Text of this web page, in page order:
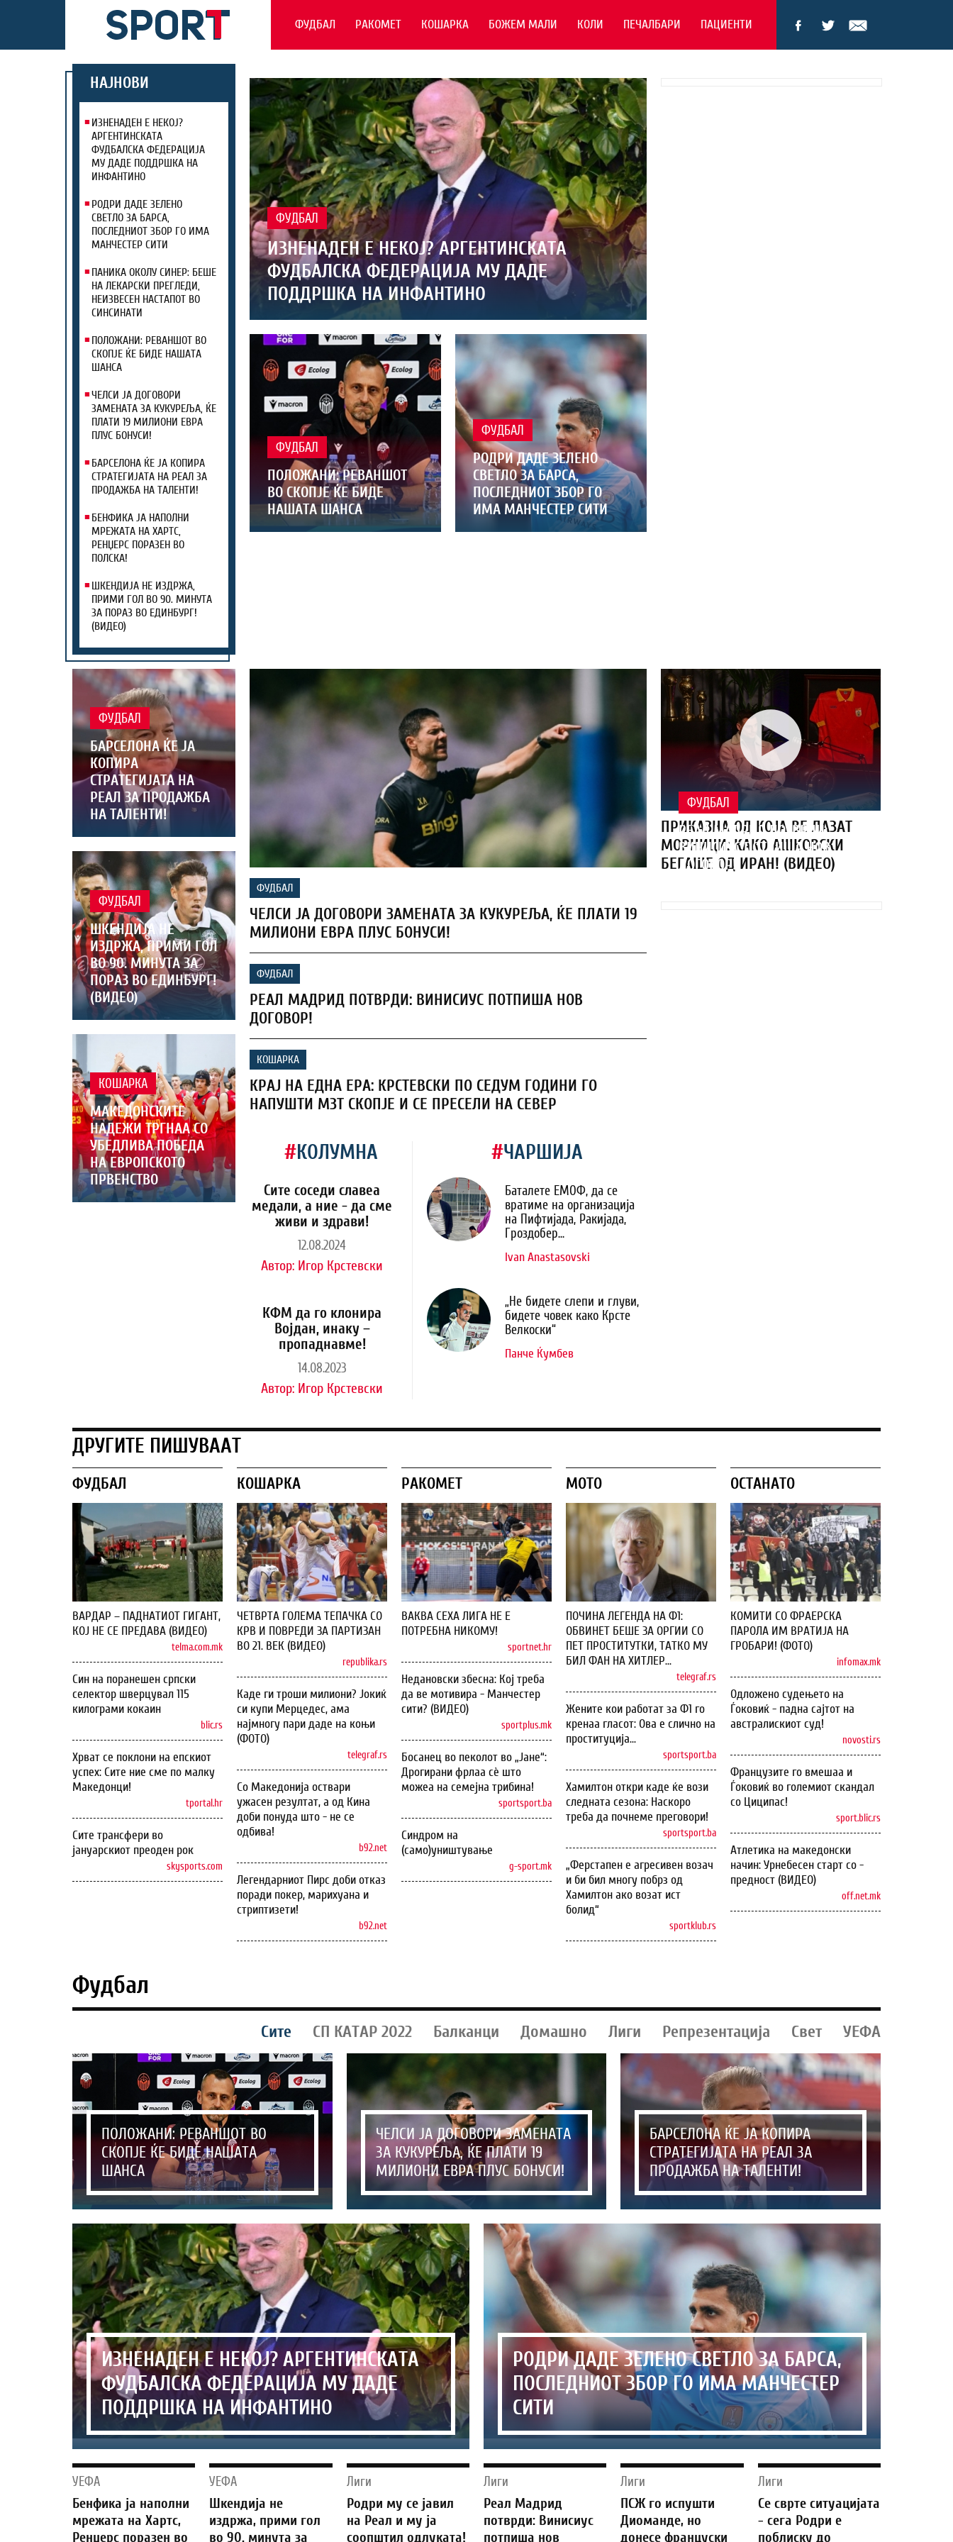
ФУДБАЛ РАКОМЕТ КОШАРКА БОЖЕМ МАЛИ КОЛИ ПЕЧАЛБАРИ ПАЦИЕНТИ
НАЈНОВИ
ИЗНЕНАДЕН Е НЕКОЈ?
АРГЕНТИНСКАТА
ФУДБАЛСКА ФЕДЕРАЦИЈА
МУ ДАДЕ ПОДДРШКА НА
ИНФАНТИНО
РОДРИ ДАДЕ ЗЕЛЕНО
СВЕТЛО ЗА БАРСА,
ПОСЛЕДНИОТ ЗБОР ГО ИМА
МАНЧЕСТЕР СИТИ
ПАНИКА ОКОЛУ СИНЕР: БЕШЕ
НА ЛЕКАРСКИ ПРЕГЛЕДИ,
НЕИЗВЕСЕН НАСТАПОТ ВО
СИНСИНАТИ
ПОЛОЖАНИ: РЕВАНШОТ ВО
СКОПЈЕ ЌЕ БИДЕ НАШАТА
ШАНСА
ЧЕЛСИ ЈА ДОГОВОРИ
ЗАМЕНАТА ЗА КУКУРЕЉА, ЌЕ
ПЛАТИ 19 МИЛИОНИ ЕВРА
ПЛУС БОНУСИ!
БАРСЕЛОНА ЌЕ ЈА КОПИРА
СТРАТЕГИЈАТА НА РЕАЛ ЗА
ПРОДАЖБА НА ТАЛЕНТИ!
БЕНФИКА ЈА НАПОЛНИ
МРЕЖАТА НА ХАРТС,
РЕНЏЕРС ПОРАЗЕН ВО
ПОЛСКА!
ШКЕНДИЈА НЕ ИЗДРЖА,
ПРИМИ ГОЛ ВО 90. МИНУТА
ЗА ПОРАЗ ВО ЕДИНБУРГ!
(ВИДЕО)
ФУДБАЛ
ИЗНЕНАДЕН Е НЕКОЈ? АРГЕНТИНСКАТА
ФУДБАЛСКА ФЕДЕРАЦИЈА МУ ДАДЕ
ПОДДРШКА НА ИНФАНТИНО
ФУДБАЛ
ПОЛОЖАНИ: РЕВАНШОТ
ВО СКОПЈЕ ЌЕ БИДЕ
НАШАТА ШАНСА
ФУДБАЛ
РОДРИ ДАДЕ ЗЕЛЕНО
СВЕТЛО ЗА БАРСА,
ПОСЛЕДНИОТ ЗБОР ГО
ИМА МАНЧЕСТЕР СИТИ
ФУДБАЛ
БАРСЕЛОНА ЌЕ ЈА
КОПИРА
СТРАТЕГИЈАТА НА
РЕАЛ ЗА ПРОДАЖБА
НА ТАЛЕНТИ!
ФУДБАЛ
ШКЕНДИЈА НЕ
ИЗДРЖА, ПРИМИ ГОЛ
ВО 90. МИНУТА ЗА
ПОРАЗ ВО ЕДИНБУРГ!
(ВИДЕО)
КОШАРКА
МАКЕДОНСКИТЕ
НАДЕЖИ ТРГНАА СО
УБЕДЛИВА ПОБЕДА
НА ЕВРОПСКОТО
ПРВЕНСТВО
ФУДБАЛ
ЧЕЛСИ ЈА ДОГОВОРИ ЗАМЕНАТА ЗА КУКУРЕЉА, ЌЕ ПЛАТИ 19
МИЛИОНИ ЕВРА ПЛУС БОНУСИ!
ФУДБАЛ
РЕАЛ МАДРИД ПОТВРДИ: ВИНИСИУС ПОТПИША НОВ
ДОГОВОР!
КОШАРКА
КРАЈ НА ЕДНА ЕРА: КРСТЕВСКИ ПО СЕДУМ ГОДИНИ ГО
НАПУШТИ МЗТ СКОПЈЕ И СЕ ПРЕСЕЛИ НА СЕВЕР
#КОЛУМНА
Сите соседи славеа
медали, а ние - да сме
живи и здрави!
12.08.2024
Автор: Игор Крстевски
КФМ да го клонира
Војдан, инаку –
пропаднавме!
14.08.2023
Автор: Игор Крстевски
#ЧАРШИЈА
Баталете ЕМОФ, да се
вратиме на организација
на Пифтијада, Ракијада,
Гроздобер...
Ivan Anastasovski
„Не бидете слепи и глуви,
бидете човек како Крсте
Велкоски“
Панче Ќумбев
ПРИКАЗНА ОД КОЈА ВЕ ЛАЗАТ
МОРНИЦИ: КАКО АШКОВСКИ
БЕГАШЕ ОД ИРАН! (ВИДЕО)
ФУДБАЛ
РЕАЛ МАДРИД ПОТВРДИ:
ВИНИСИУС ПОТПИША НОВ
ДОГОВОР!
ДРУГИТЕ ПИШУВААТ
ФУДБАЛ
ВАРДАР – ПАДНАТИОТ ГИГАНТ,
КОЈ НЕ СЕ ПРЕДАВА (ВИДЕО)
telma.com.mk
Син на поранешен српски
селектор шверцувал 115
килограми кокаин
blic.rs
Хрват се поклони на епскиот
успех: Сите ние сме по малку
Македонци!
tportal.hr
Сите трансфери во
јануарскиот преоден рок
skysports.com
КОШАРКА
ЧЕТВРТА ГОЛЕМА ТЕПАЧКА СО
КРВ И ПОВРЕДИ ЗА ПАРТИЗАН
ВО 21. ВЕК (ВИДЕО)
republika.rs
Каде ги троши милиони? Јокиќ
си купи Мерцедес, ама
најмногу пари даде на коњи
(ФОТО)
telegraf.rs
Со Македонија оствари
ужасен резултат, а од Кина
доби понуда што - не се
одбива!
b92.net
Легендарниот Пирс доби отказ
поради покер, марихуана и
стриптизети!
b92.net
РАКОМЕТ
ВАКВА СЕХА ЛИГА НЕ Е
ПОТРЕБНА НИКОМУ!
sportnet.hr
Недановски збесна: Кој треба
да ве мотивира - Манчестер
сити? (ВИДЕО)
sportplus.mk
Босанец во пеколот во „Јане“:
Дрогирани фрлаа сѐ што
можеа на семејна трибина!
sportsport.ba
Синдром на
(само)уништување
g-sport.mk
МОТО
ПОЧИНА ЛЕГЕНДА НА Ф1:
ОБВИНЕТ БЕШЕ ЗА ОРГИИ СО
ПЕТ ПРОСТИТУТКИ, ТАТКО МУ
БИЛ ФАН НА ХИТЛЕР...
telegraf.rs
Жените кои работат за Ф1 го
кренаа гласот: Ова е слично на
проституција...
sportsport.ba
Хамилтон откри каде ќе вози
следната сезона: Наскоро
треба да почнеме преговори!
sportsport.ba
„Ферстапен е агресивен возач
и би бил многу побрз од
Хамилтон ако возат ист
болид“
sportklub.rs
ОСТАНАТО
КОМИТИ СО ФРАЕРСКА
ПАРОЛА ИМ ВРАТИЈА НА
ГРОБАРИ! (ФОТО)
infomax.mk
Одложено судењето на
Ѓоковиќ - падна сајтот на
австралискиот суд!
novosti.rs
Французите го вмешаа и
Ѓоковиќ во големиот скандал
со Циципас!
sport.blic.rs
Атлетика на македонски
начин: Урнебесен старт со -
предност (ВИДЕО)
off.net.mk
Фудбал
Сите СП КАТАР 2022 Балканци Домашно Лиги Репрезентација Свет УЕФА
ПОЛОЖАНИ: РЕВАНШОТ ВО
СКОПЈЕ ЌЕ БИДЕ НАШАТА
ШАНСА
ЧЕЛСИ ЈА ДОГОВОРИ ЗАМЕНАТА
ЗА КУКУРЕЉА, ЌЕ ПЛАТИ 19
МИЛИОНИ ЕВРА ПЛУС БОНУСИ!
БАРСЕЛОНА ЌЕ ЈА КОПИРА
СТРАТЕГИЈАТА НА РЕАЛ ЗА
ПРОДАЖБА НА ТАЛЕНТИ!
ИЗНЕНАДЕН Е НЕКОЈ? АРГЕНТИНСКАТА
ФУДБАЛСКА ФЕДЕРАЦИЈА МУ ДАДЕ
ПОДДРШКА НА ИНФАНТИНО
РОДРИ ДАДЕ ЗЕЛЕНО СВЕТЛО ЗА БАРСА,
ПОСЛЕДНИОТ ЗБОР ГО ИМА МАНЧЕСТЕР
СИТИ
УЕФА
Бенфика ја наполни
мрежата на Хартс,
Ренџерс поразен во
УЕФА
Шкендија не
издржа, прими гол
во 90. минута за
Лиги
Родри му се јавил
на Реал и му ја
соопштил одлуката!
Лиги
Реал Мадрид
потврди: Винисиус
потпиша нов
Лиги
ПСЖ го испушти
Диоманде, но
донесе француски
Лиги
Се сврте ситуацијата
- сега Родри е
поблиску до